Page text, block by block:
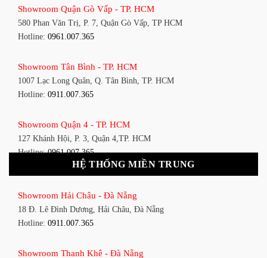
Showroom Quận Gò Vấp - TP. HCM
580 Phan Văn Trị, P. 7, Quận Gò Vấp, TP HCM
Hotline: 0961.007.365
Showroom Tân Bình - TP. HCM
1007 Lạc Long Quân, Q. Tân Bình, TP. HCM
Hotline: 0911.007.365
Showroom Quận 4 - TP. HCM
127 Khánh Hội, P. 3, Quận 4,TP. HCM
Hotline:0961.007.365
1411 Đường 3/2, P. 16, Quận 11, TP. HCM
Hotline:0911.007.365
1448 Huỳnh Tấn Phát, Phú Thuận, Quận 7, TP HCM
HỆ THỐNG MIỀN TRUNG
Showroom Hải Châu - Đà Nẵng
18 Đ. Lê Đình Dương, Hải Châu, Đà Nẵng
Hotline: 0911.007.365
Showroom Thanh Khê - Đà Nẵng